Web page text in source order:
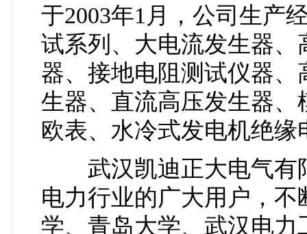
于2003年1月，公司生产
试系列、大电流发生器
器、接地电阻测试仪器
生器、直流高压发生器、
欧表、水冷式发电机绝缘
武汉凯迪正大电气有限
电力行业的广大用户，
学、青岛大学、武汉电